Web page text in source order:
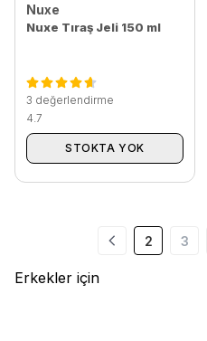
Nuxe
Nuxe Tıraş Jeli 150 ml
3 değerlendirme
4.7
STOKTA YOK
2 3
Erkekler için